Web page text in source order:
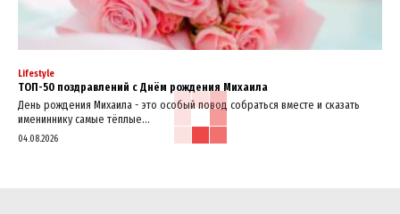
Lifestyle
ТОП-50 поздравлений с Днём рождения Михаила
День рождения Михаила - это особый повод собраться вместе и сказать
имениннику самые тёплые...
04.08.2026